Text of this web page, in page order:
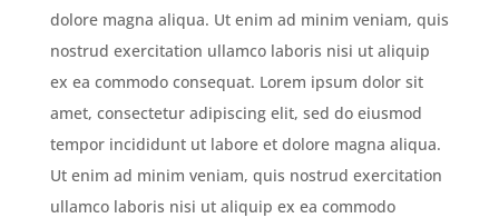
dolore magna aliqua. Ut enim ad minim veniam, quis
nostrud exercitation ullamco laboris nisi ut aliquip
ex ea commodo consequat. Lorem ipsum dolor sit
amet, consectetur adipiscing elit, sed do eiusmod
tempor incididunt ut labore et dolore magna aliqua.
Ut enim ad minim veniam, quis nostrud exercitation
ullamco laboris nisi ut aliquip ex ea commodo